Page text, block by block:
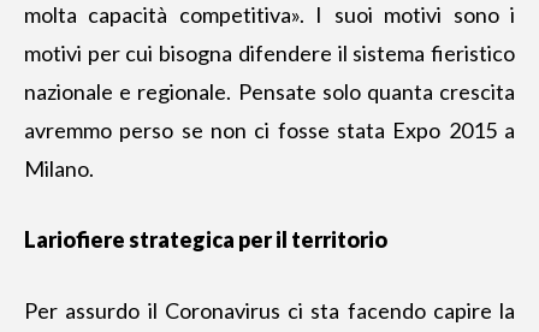
molta capacità competitiva». I suoi motivi sono i
motivi per cui bisogna difendere il sistema fieristico
nazionale e regionale. Pensate solo quanta crescita
avremmo perso se non ci fosse stata Expo 2015 a
Milano.
Lariofiere strategica per il territorio
Per assurdo il Coronavirus ci sta facendo capire la